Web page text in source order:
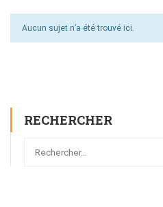
Aucun sujet n’a été trouvé ici.
RECHERCHER